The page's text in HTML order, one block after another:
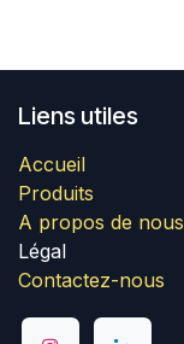
Liens utiles
Accueil
Produits
A propos de nous
Légal
Contactez-nous